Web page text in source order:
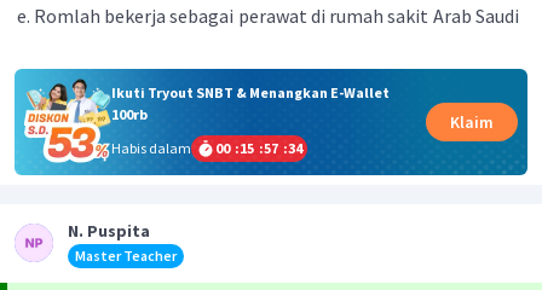
Romlah bekerja sebagai perawat di rumah sakit Arab Saudi
Ikuti Tryout SNBT & Menangkan E-Wallet
100rb
Habis dalam
00 :15 :57 :34
Klaim
N. Puspita
Master Teacher